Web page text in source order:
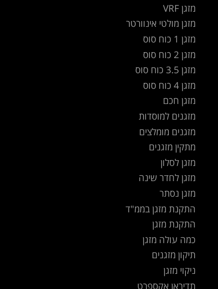
מזגן VRF
מזגן מולטי אינוורטר
מזגן 1 כוח סוס
מזגן 2 כוח סוס
מזגן 3.5 כוח סוס
מזגן 4 כוח סוס
מזגן חכם
מזגנים למוסדות
מזגנים מומלצים
מתקין מזגנים
מזגן לסלון
מזגן לחדר שינה
מזגן נסתר
התקנת מזגן בממ"ד
התקנת מזגן
כמה עולה מזגן
תיקון מזגנים
ניקוי מזגן
תדיראן אקספרט